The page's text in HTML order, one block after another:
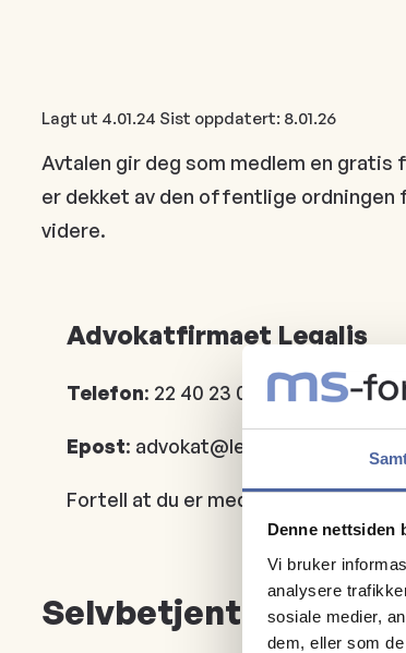
Denne nettsiden
Vi bruker
analysere
sosiale medier,
dem, eller som
Lagt ut 4.01.24 Sist oppdatert: 8.01.26
Avtalen gir deg som medlem en gratis
er dekket av den offentlige ordningen
videre.
Advokatfirmaet Legalis
Telefon: 22 40 23 00
Epost: advokat@legalis.no
Fortell at du er medlem av MS-
Selvbetjente